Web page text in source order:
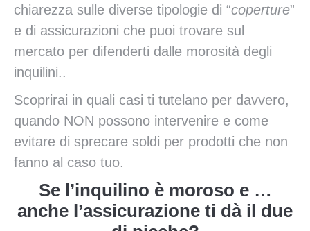
chiarezza sulle diverse tipologie di “coperture”
e di assicurazioni che puoi trovare sul
mercato per difenderti dalle morosità degli
inquilini..
Scoprirai in quali casi ti tutelano per davvero,
quando NON possono intervenire e come
evitare di sprecare soldi per prodotti che non
fanno al caso tuo.
Se l’inquilino è moroso e …
anche l’assicurazione ti dà il due